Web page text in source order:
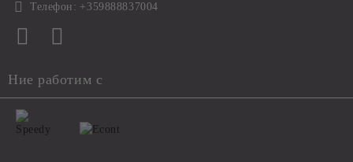
Телефон: +359888837004
Ние работим с